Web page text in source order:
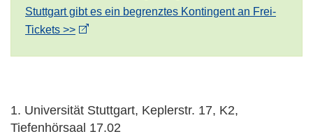
Stuttgart gibt es ein begrenztes Kontingent an Frei-
Tickets >>
1. Universität Stuttgart, Keplerstr. 17, K2,
Tiefenhörsaal 17.02